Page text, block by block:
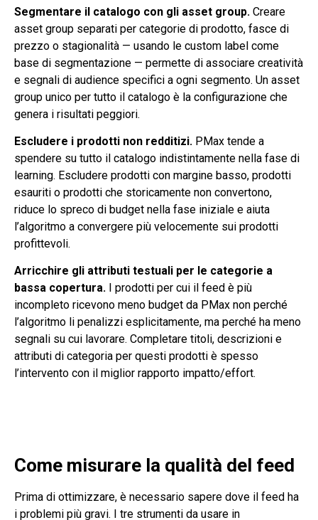
Segmentare il catalogo con gli asset group. Creare
asset group separati per categorie di prodotto, fasce di
prezzo o stagionalità — usando le custom label come
base di segmentazione — permette di associare creatività
e segnali di audience specifici a ogni segmento. Un asset
group unico per tutto il catalogo è la configurazione che
genera i risultati peggiori.
Escludere i prodotti non redditizi. PMax tende a
spendere su tutto il catalogo indistintamente nella fase di
learning. Escludere prodotti con margine basso, prodotti
esauriti o prodotti che storicamente non convertono,
riduce lo spreco di budget nella fase iniziale e aiuta
l’algoritmo a convergere più velocemente sui prodotti
profittevoli.
Arricchire gli attributi testuali per le categorie a
bassa copertura. I prodotti per cui il feed è più
incompleto ricevono meno budget da PMax non perché
l’algoritmo li penalizzi esplicitamente, ma perché ha meno
segnali su cui lavorare. Completare titoli, descrizioni e
attributi di categoria per questi prodotti è spesso
l’intervento con il miglior rapporto impatto/effort.
Come misurare la qualità del feed
Prima di ottimizzare, è necessario sapere dove il feed ha
i problemi più gravi. I tre strumenti da usare in